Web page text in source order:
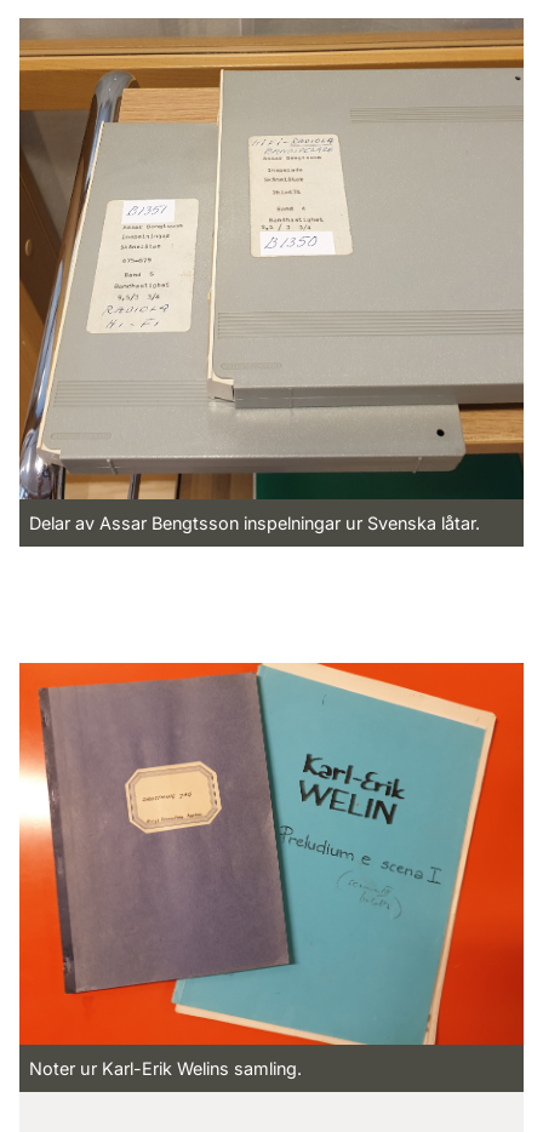
Delar av Assar Bengtsson inspelningar ur Svenska låtar.
Noter ur Karl-Erik Welins samling.